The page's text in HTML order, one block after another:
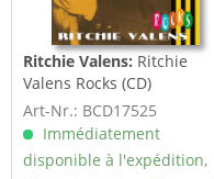
Ritchie Valens: Ritchie
Valens Rocks (CD)
Art-Nr.: BCD17525
Immédiatement
disponible à l'expédition,